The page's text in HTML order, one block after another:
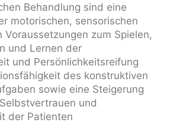
Behandlung sind eine
motorischen, sensorischen
Voraussetzungen zum Spielen,
und Lernen der
und Persönlichkeitsreifung
des konstruktiven
sowie eine Steigerung
und
der Patienten